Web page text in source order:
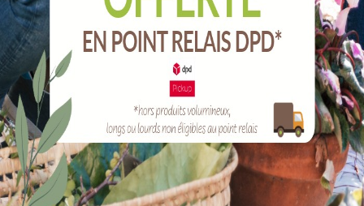
Balai à feuilles 60 cm emmanché.
Ref :
JRRFEM
EAN :3700279603489
Marque :
SOERGEN Distribution
Quantité :
Unité